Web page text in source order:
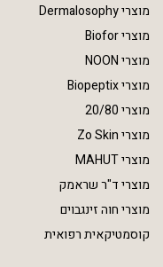
מוצרי Dermalosophy
מוצרי Biofor
מוצרי NOON
מוצרי Biopeptix
מוצרי 20/80
מוצרי Zo Skin
מוצרי MAHUT
מוצרי ד"ר שראמק
מוצרי חוה זינגבוים
קוסמטיקאית רפואית